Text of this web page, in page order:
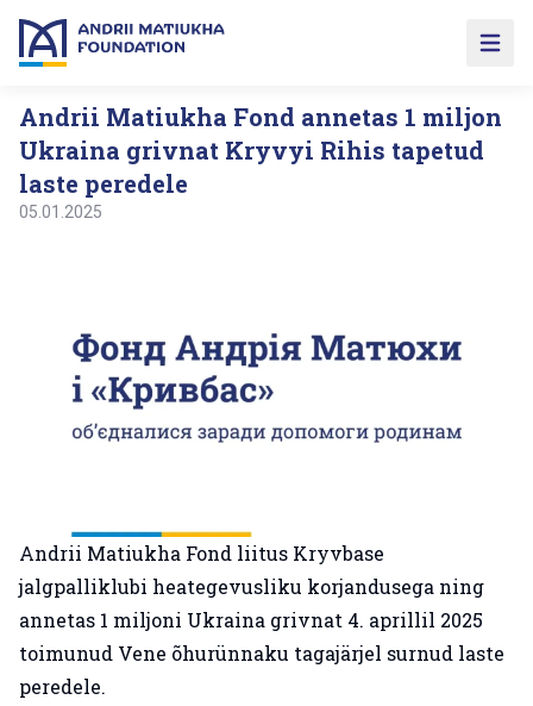
Open
Andrii Matiukha Fond annetas 1 miljon
Ukraina grivnat Kryvyi Rihis tapetud
laste peredele
05.01.2025
Andrii Matiukha Fond liitus Kryvbase
jalgpalliklubi heategevusliku korjandusega ning
annetas 1 miljoni Ukraina grivnat 4. aprillil 2025
toimunud Vene õhurünnaku tagajärjel surnud laste
peredele.